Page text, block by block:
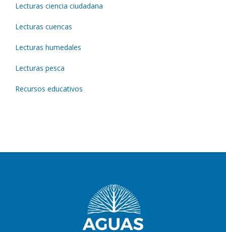
Lecturas ciencia ciudadana
Lecturas cuencas
Lecturas humedales
Lecturas pesca
Recursos educativos